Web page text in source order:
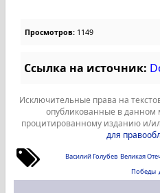
Просмотров: 1149
Ссылка на источник:
Исключительные права на
опубликованные в данном
процитированному изданию и/
для
Василий Голубев Великая
Победы